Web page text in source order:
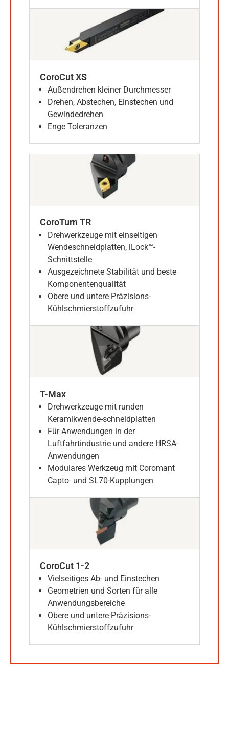
CoroCut XS
Außendrehen kleiner Durchmesser
Drehen, Abstechen, Einstechen und
Gewindedrehen
Enge Toleranzen
CoroTurn TR
Drehwerkzeuge mit einseitigen
Wendeschneidplatten, iLock™-
Schnittstelle
Ausgezeichnete Stabilität und beste
Komponentenqualität
Obere und untere Präzisions-
Kühlschmierstoffzufuhr
T-Max
Drehwerkzeuge mit runden
Keramikwende-schneidplatten
Für Anwendungen in der
Luftfahrtindustrie und andere HRSA-
Anwendungen
Modulares Werkzeug mit Coromant
Capto- und SL70-Kupplungen
CoroCut 1-2
Vielseitiges Ab- und Einstechen
Geometrien und Sorten für alle
Anwendungsbereiche
Obere und untere Präzisions-
Kühlschmierstoffzufuhr